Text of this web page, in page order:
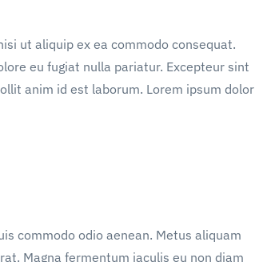
ut aliquip ex ea commodo consequat.
eu fugiat nulla pariatur. Excepteur sint
anim id est laborum. Lorem ipsum dolor
commodo odio aenean. Metus aliquam
Magna fermentum iaculis eu non diam